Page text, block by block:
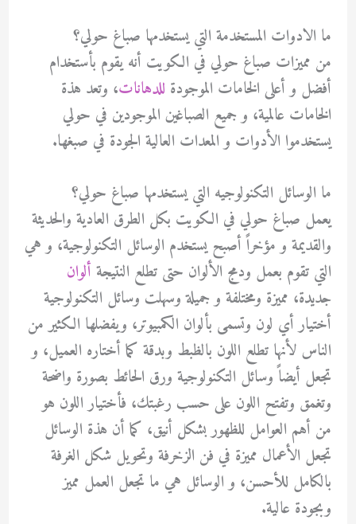
ما الادوات المستخدمة التي يستخدمها صباغ حولي؟
من مميزات صباغ حولي في الكويت أنه يقوم بأستخدام
أفضل و أعلى الخامات الموجودة للدهانات، وتعد هذة
الخامات عالمية، و جميع الصباغين الموجودين في حولي
يستخدموا الأدوات و المعدات العالية الجودة في صبغها.
ما الوسائل التكنولوجيه التي يستخدمها صباغ حولي؟
يعمل صباغ حولي في الكويت بكل الطرق العادية والحديثة
والقديمة و مؤخراً أصبح يستخدم الوسائل التكنولوجية، و هي
التي تقوم بعمل ودمج الألوان حتى تطلع النتيجةألوان
جديدة، مميزة ومختلفة و جميلة وسهلت وسائل التكنولوجية
أختيار أي لون وتسمى بألوان الكمبيوتر، ويفضلها الكثير من
الناس لأنها تطلع اللون بالظبط وبدقة كما أختاره العميل، و
تجعل أيضاً وسائل التكنولوجية ورق الحائط بصورة واضحة
وتغمق وتفتح اللون على حسب رغبتك، فأختيار اللون هو
من أهم العوامل للظهور بشكل أنيق، كما أن هذة الوسائل
تجعل الأعمال مميزة في فن الزخرفة وتحويل شكل الغرفة
بالكامل للأحسن، و الوسائل هي ما تجعل العمل مميز
وبجودة عالية.